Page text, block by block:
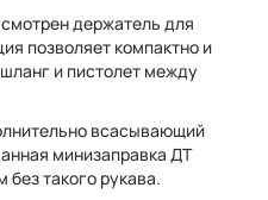
держатель для
позволяет компактно и
и пистолет между
всасывающий
минизаправка ДТ
без такого рукава.